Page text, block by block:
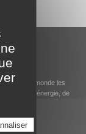
dans le monde les
de l’énergie, de